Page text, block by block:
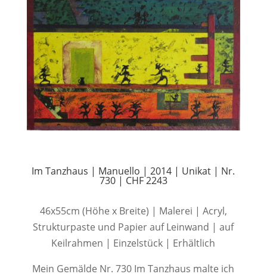
Im Tanzhaus | Manuello | 2014 | Unikat | Nr.
730 | CHF 2243
46x55cm (Höhe x Breite) | Malerei | Acryl,
Strukturpaste und Papier auf Leinwand | auf
Keilrahmen | Einzelstück | Erhältlich
Mein Gemälde Nr. 730 Im Tanzhaus malte ich